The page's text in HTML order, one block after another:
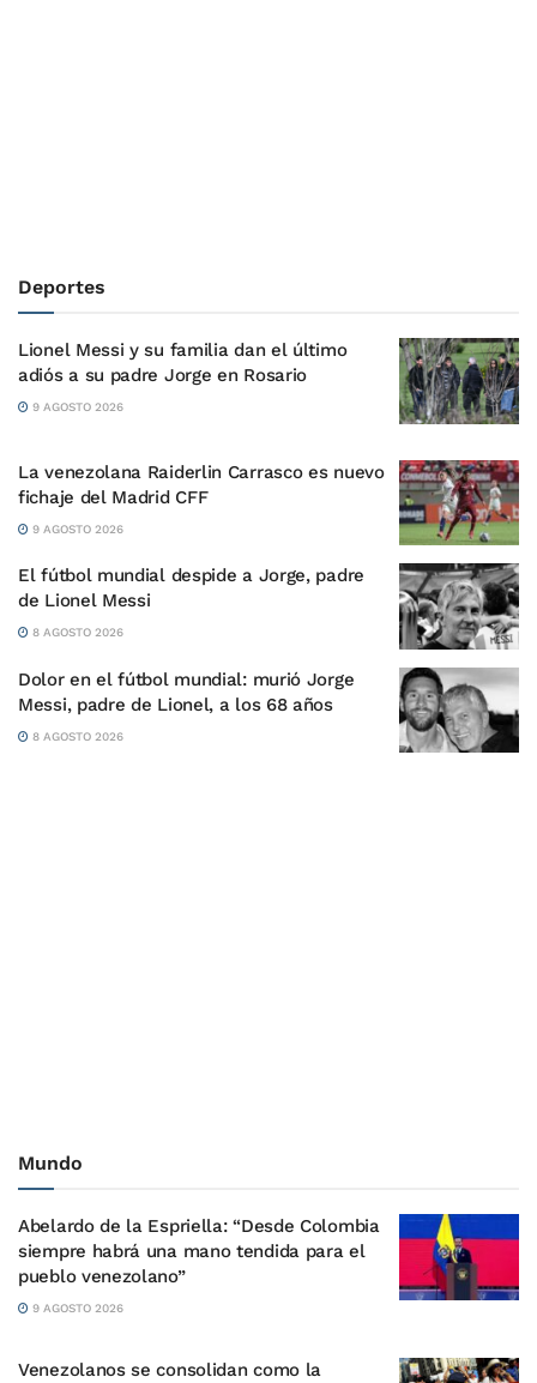
Deportes
Lionel Messi y su familia dan el último
adiós a su padre Jorge en Rosario
9 AGOSTO 2026
La venezolana Raiderlin Carrasco es nuevo
fichaje del Madrid CFF
9 AGOSTO 2026
El fútbol mundial despide a Jorge, padre
de Lionel Messi
8 AGOSTO 2026
Dolor en el fútbol mundial: murió Jorge
Messi, padre de Lionel, a los 68 años
8 AGOSTO 2026
Mundo
Abelardo de la Espriella: “Desde Colombia
siempre habrá una mano tendida para el
pueblo venezolano”
9 AGOSTO 2026
Venezolanos se consolidan como la